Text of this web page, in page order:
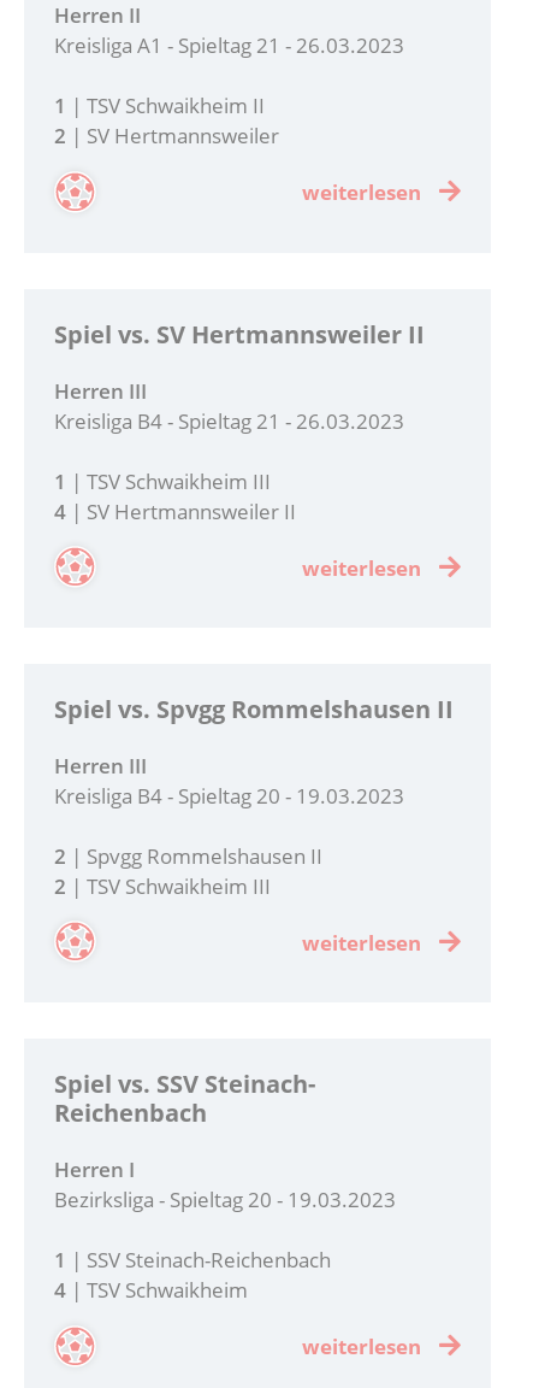
Herren II
Kreisliga A1 - Spieltag 21 - 26.03.2023
1 | TSV Schwaikheim II
2 | SV Hertmannsweiler
weiterlesen
Spiel vs. SV Hertmannsweiler II
Herren III
Kreisliga B4 - Spieltag 21 - 26.03.2023
1 | TSV Schwaikheim III
4 | SV Hertmannsweiler II
weiterlesen
Spiel vs. Spvgg Rommelshausen II
Herren III
Kreisliga B4 - Spieltag 20 - 19.03.2023
2 | Spvgg Rommelshausen II
2 | TSV Schwaikheim III
weiterlesen
Spiel vs. SSV Steinach-
Reichenbach
Herren I
Bezirksliga - Spieltag 20 - 19.03.2023
1 | SSV Steinach-Reichenbach
4 | TSV Schwaikheim
weiterlesen